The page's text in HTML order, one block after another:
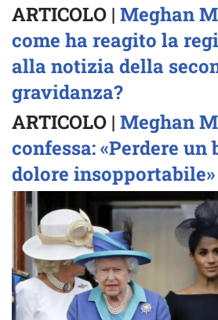
ARTICOLO | Meghan
come ha reagito la
alla notizia della
gravidanza?
ARTICOLO | Meghan
confessa: «Perdere un
dolore insopportabile»